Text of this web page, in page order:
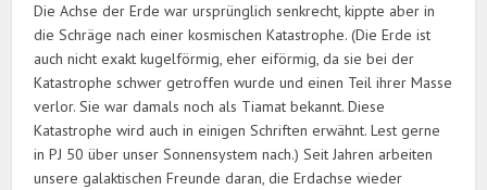
Die Achse der Erde war ursprünglich senkrecht, kippte aber in
die Schräge nach einer kosmischen Katastrophe. (Die Erde ist
auch nicht exakt kugelförmig, eher eiförmig, da sie bei der
Katastrophe schwer getroffen wurde und einen Teil ihrer Masse
verlor. Sie war damals noch als Tiamat bekannt. Diese
Katastrophe wird auch in einigen Schriften erwähnt. Lest gerne
in PJ 50 über unser Sonnensystem nach.) Seit Jahren arbeiten
unsere galaktischen Freunde daran, die Erdachse wieder